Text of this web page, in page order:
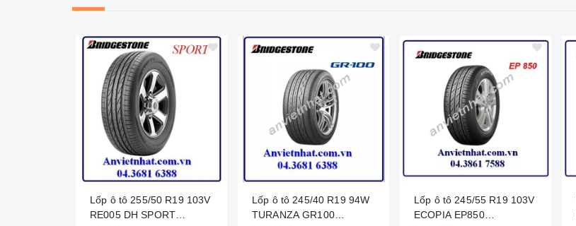
Lốp ô tô 255/50 R19 103V
RE005 DH SPORT
Lốp ô tô 245/40 R19 94W
TURANZA GR100
Lốp ô tô 245/55 R19 103V
ECOPIA EP850